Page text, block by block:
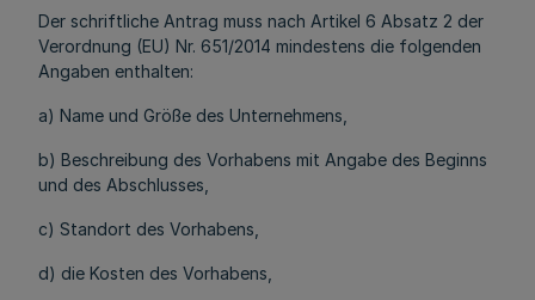
Der schriftliche Antrag muss nach Artikel 6 Absatz 2 der
Verordnung (EU) Nr. 651/2014 mindestens die folgenden
Angaben enthalten:
a) Name und Größe des Unternehmens,
b) Beschreibung des Vorhabens mit Angabe des Beginns
und des Abschlusses,
c) Standort des Vorhabens,
d) die Kosten des Vorhabens,